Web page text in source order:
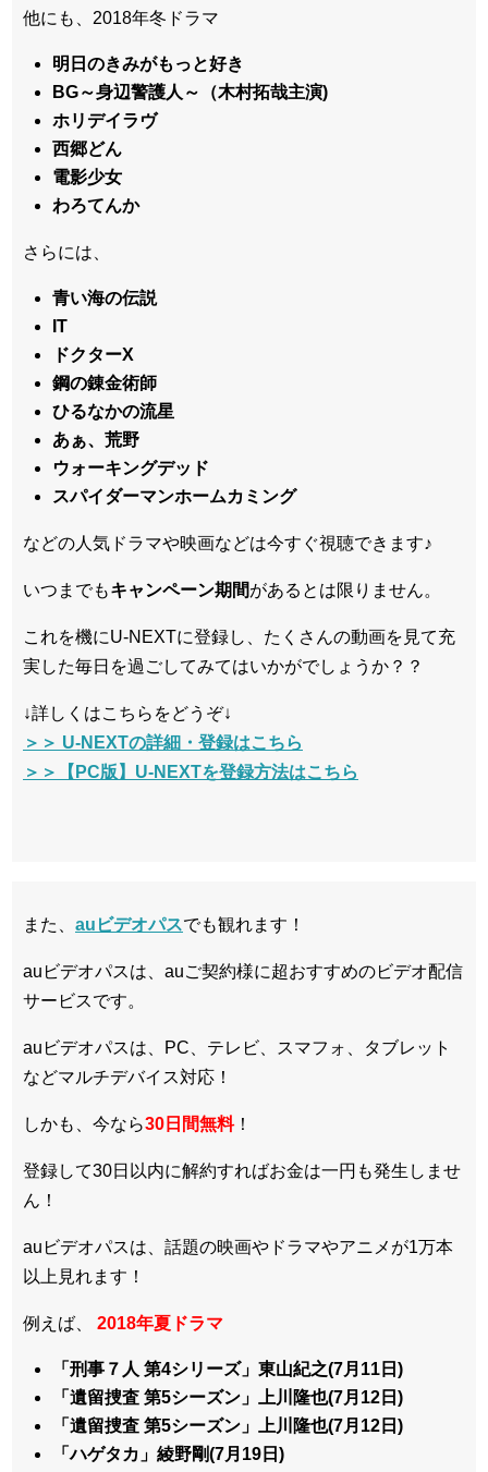
他にも、2018年冬ドラマ
明日のきみがもっと好き
BG～身辺警護人～（木村拓哉主演)
ホリデイラヴ
西郷どん
電影少女
わろてんか
さらには、
青い海の伝説
IT
ドクターX
鋼の錬金術師
ひるなかの流星
あぁ、荒野
ウォーキングデッド
スパイダーマンホームカミング
などの人気ドラマや映画などは今すぐ視聴できます♪
いつまでもキャンペーン期間があるとは限りません。
これを機にU-NEXTに登録し、たくさんの動画を見て充
実した毎日を過ごしてみてはいかがでしょうか？？
↓詳しくはこちらをどうぞ↓
＞＞ U-NEXTの詳細・登録はこちら
＞＞【PC版】U-NEXTを登録方法はこちら
また、 auビデオパスでも観れます！
auビデオパスは、auご契約様に超おすすめのビデオ配信
サービスです。
auビデオパスは、PC、テレビ、スマフォ、タブレット
などマルチデバイス対応！
しかも、今なら30日間無料！
登録して30日以内に解約すればお金は一円も発生しませ
ん！
auビデオパスは、話題の映画やドラマやアニメが1万本
以上見れます！
例えば、 2018年夏ドラマ
「刑事７人 第4シリーズ」東山紀之(7月11日)
「遺留捜査 第5シーズン」上川隆也(7月12日)
「遺留捜査 第5シーズン」上川隆也(7月12日)
「ハゲタカ」綾野剛(7月19日)